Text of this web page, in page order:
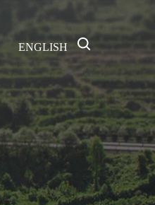
ENGLISH